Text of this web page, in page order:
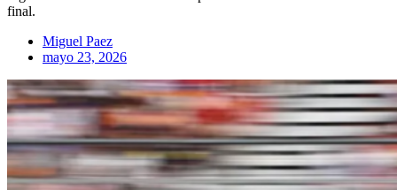
final.
Miguel Paez
mayo 23, 2026